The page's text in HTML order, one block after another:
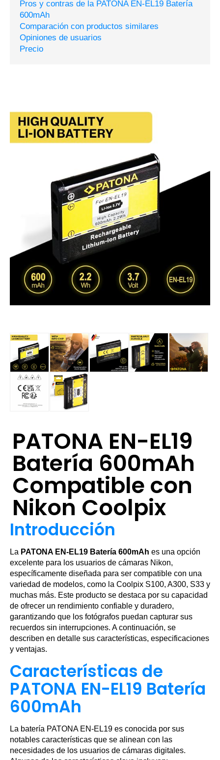
Pros y contras de la PATONA EN-EL19 Batería
600mAh
Comparación con productos similares
Opiniones de usuarios
Precio
PATONA EN-EL19
Batería 600mAh
Compatible con
Nikon Coolpix
Introducción
La PATONA EN-EL19 Batería 600mAh es una opción
excelente para los usuarios de cámaras Nikon,
específicamente diseñada para ser compatible con una
variedad de modelos, como la Coolpix S100, A300, S33 y
muchas más. Este producto se destaca por su capacidad
de ofrecer un rendimiento confiable y duradero,
garantizando que los fotógrafos puedan capturar sus
recuerdos sin interrupciones. A continuación, se
describen en detalle sus características, especificaciones
y ventajas.
Características de
PATONA EN-EL19 Batería
600mAh
La batería PATONA EN-EL19 es conocida por sus
notables características que se alinean con las
necesidades de los usuarios de cámaras digitales.